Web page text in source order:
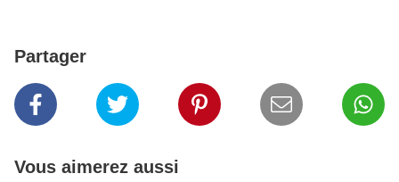
Partager
Vous aimerez aussi